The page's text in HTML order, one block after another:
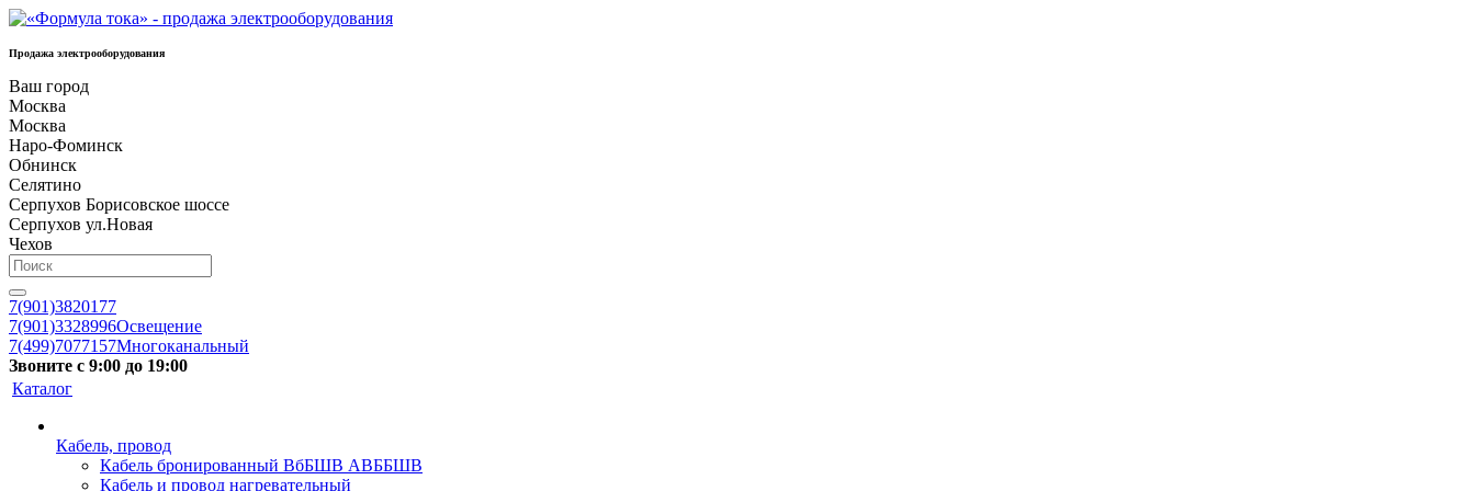
Продажа электрооборудования
Ваш город
Москва
Москва
Наро-Фоминск
Обнинск
Селятино
Серпухов Борисовское шоссе
Серпухов ул.Новая
Чехов
7(901)3820177
7(901)3328996Освещение
7(499)7077157Многоканальный
Звоните с 9:00 до 19:00
Каталог
Кабель, провод
Кабель бронированный ВбБШВ АВББШВ
Кабель и провод нагревательный